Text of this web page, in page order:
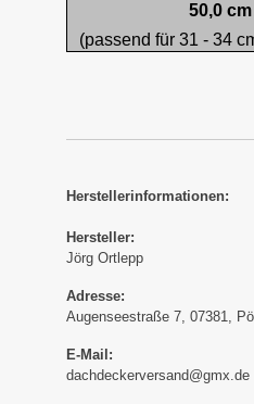
50,0 cm
(passend für 31 - 34
Herstellerinformationen:
Hersteller:
Jörg Ortlepp
Adresse:
Augenseestraße 7, 07381,
E-Mail:
dachdeckerversand@gmx.de